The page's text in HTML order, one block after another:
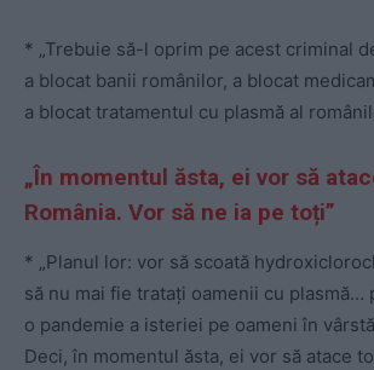
* „Trebuie să-l oprim pe acest criminal
a blocat banii românilor, a blocat
a blocat tratamentul cu plasmă al
„În momentul ăsta, ei vor să
România. Vor să ne ia pe toți”
* „Planul lor: vor să scoată
să nu mai fie tratați oamenii cu plasmă…
o pandemie a isteriei pe oameni în
Deci, în momentul ăsta, ei vor să atace